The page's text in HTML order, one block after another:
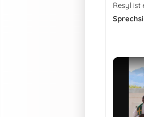
Resyl